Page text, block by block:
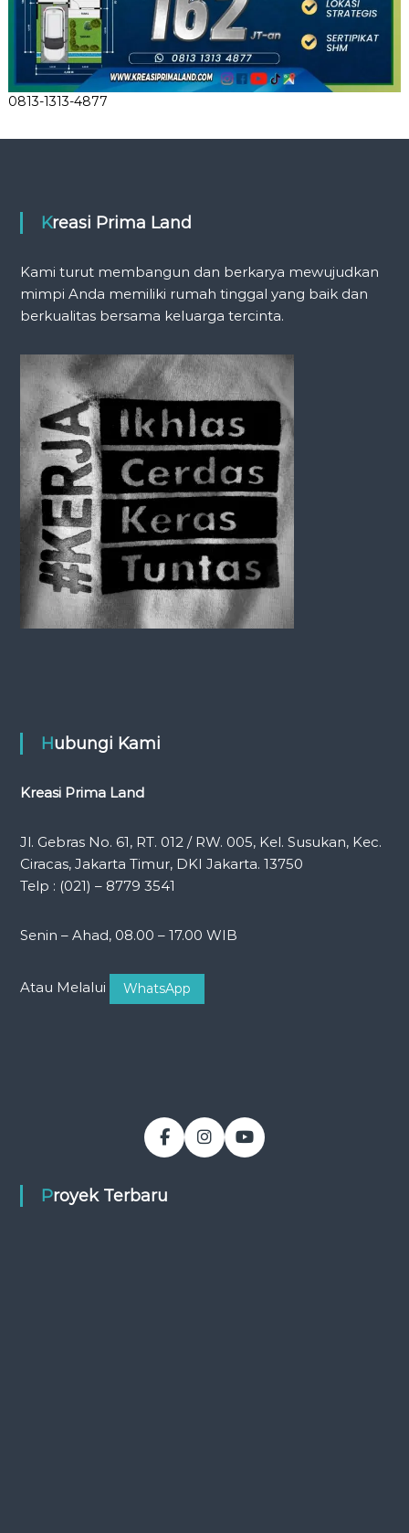
0813-1313-4877
Kreasi Prima Land
Kami turut membangun dan berkarya mewujudkan
mimpi Anda memiliki rumah tinggal yang baik dan
berkualitas bersama keluarga tercinta.
Hubungi Kami
Kreasi Prima Land
Jl. Gebras No. 61, RT. 012 / RW. 005, Kel. Susukan, Kec.
Ciracas, Jakarta Timur, DKI Jakarta. 13750
Telp : (021) – 8779 3541
Senin – Ahad, 08.00 – 17.00 WIB
Atau Melalui WhatsApp
Proyek Terbaru